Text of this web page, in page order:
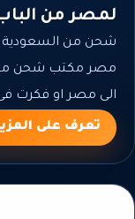
لمصر من
شحن من السعودية
مصر مكتب شحن من
الى مصر او فكرت
تعرف على